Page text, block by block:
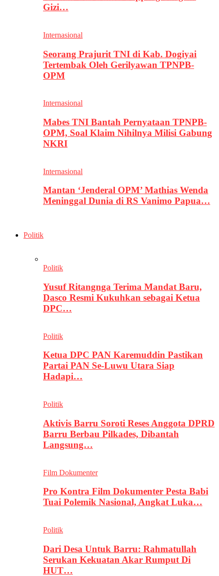
Gizi…
Internasional
Seorang Prajurit TNI di Kab. Dogiyai
Tertembak Oleh Gerilyawan TPNPB-
OPM
Internasional
Mabes TNI Bantah Pernyataan TPNPB-
OPM, Soal Klaim Nihilnya Milisi Gabung
NKRI
Internasional
Mantan ‘Jenderal OPM’ Mathias Wenda
Meninggal Dunia di RS Vanimo Papua…
Politik
Politik
Yusuf Ritangnga Terima Mandat Baru,
Dasco Resmi Kukuhkan sebagai Ketua
DPC…
Politik
Ketua DPC PAN Karemuddin Pastikan
Partai PAN Se-Luwu Utara Siap
Hadapi…
Politik
Aktivis Barru Soroti Reses Anggota DPRD
Barru Berbau Pilkades, Dibantah
Langsung…
Film Dokumenter
Pro Kontra Film Dokumenter Pesta Babi
Tuai Polemik Nasional, Angkat Luka…
Politik
Dari Desa Untuk Barru: Rahmatullah
Serukan Kekuatan Akar Rumput Di
HUT…